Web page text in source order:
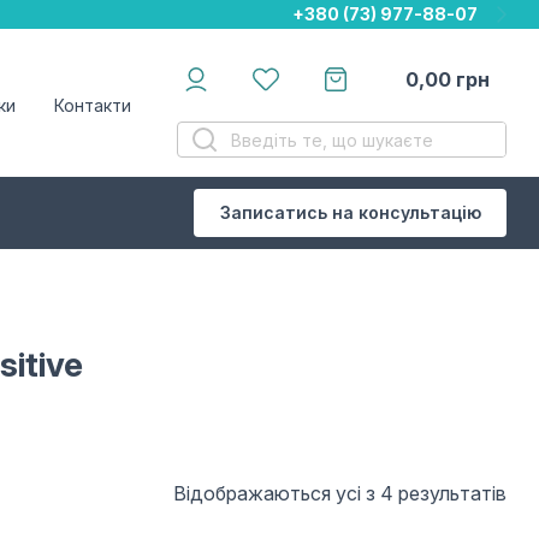
+380 (73) 977-88-07
+380 (73) 977-88-07
+380 (73) 977-88-07
Контакти
0,00 грн
Записатись на консультацію
Відображаються усі з 4 результатів